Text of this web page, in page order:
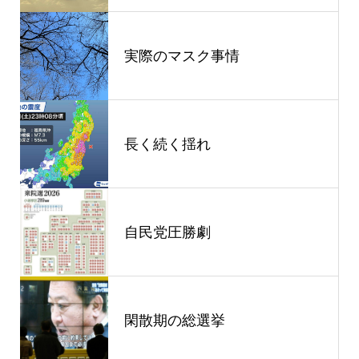
実際のマスク事情
長く続く揺れ
自民党圧勝劇
閑散期の総選挙